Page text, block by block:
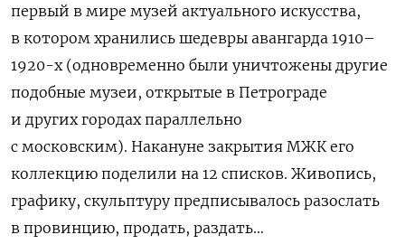
первый в мире музей актуального искусства,
в котором хранились шедевры авангарда 1910­–
1920-х (одновременно были уничтожены другие
подобные музеи, открытые в Петрограде
и других городах параллельно
с московским). Накануне закрытия МЖК его
коллекцию поделили на 12 списков. Живопись,
графику, скульптуру предписывалось разослать
в провинцию, продать, раздать…